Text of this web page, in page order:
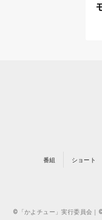
番組 ショート
©「かよチュー」実行委員会｜